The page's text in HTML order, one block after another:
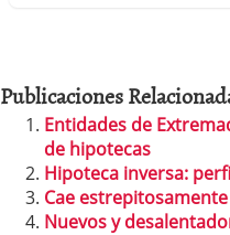
Publicaciones
Entidades de
de hipotecas
Hipoteca inversa:
Cae
Nuevos y